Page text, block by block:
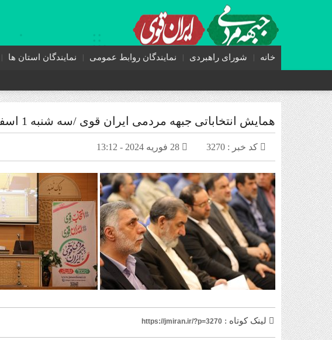
خانه شورای راهبردی نمایندگان روابط عمومی نمایندگان استان ها
همایش انتخاباتی جبهه مردمی ایران قوی /سه شنبه 1 اسفند 1402
کد خبر : 3270
لینک کوتاه : https://jmiran.ir/?p=3270